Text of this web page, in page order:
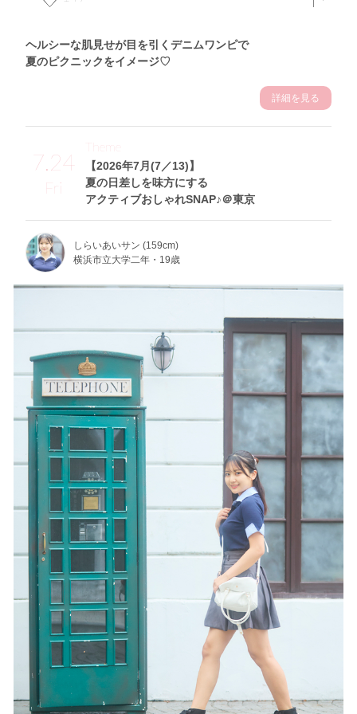
ヘルシーな肌見せが目を引くデニムワンピで
夏のピクニックをイメージ♡
詳細を見る
7.24
Fri
【2026年7月(7／13)】
夏の日差しを味方にする
アクティブおしゃれSNAP♪＠東京
Theme
しらいあいサン (159cm)
横浜市立大学二年・19歳